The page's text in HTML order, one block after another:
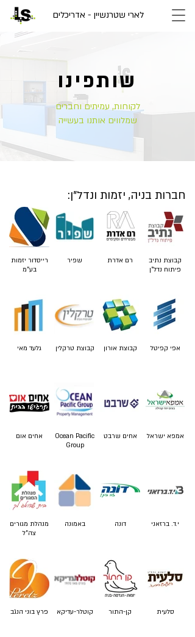
שותפינו
לקוחות, עמיתים וחברים
שמלווים אותנו בעשייה
חברות בניה, יזמות ונדל"ן:
קבוצת נתיב
פיתוח נדל"ן
רם אדרת שפיר
רייסדור יזמות
בע"מ
אפי קפיטל קבוצת אורון קבוצת טרקלין גלעד מאי
אמפא ישראל אחים שרבט
Ocean Pacific
Group
אחים אום
י.ד. ברזאני דונה באמונה
מנהלת מגורים
צה"ל
סלעית קן-התור קוטלר-עדיקא פרץ בוני הנגב